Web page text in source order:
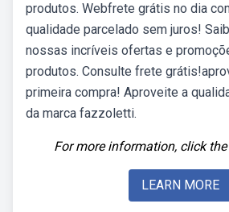
produtos. Webfrete grátis no dia
qualidade parcelado sem juros!
nossas incríveis ofertas e
produtos. Consulte frete
primeira compra! Aproveite a
da marca fazzoletti.
For more information, click
LEARN MORE